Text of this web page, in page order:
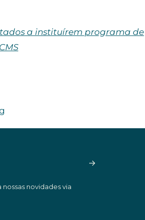
a instituírem programa de
→
novidades via